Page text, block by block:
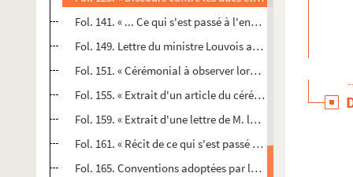
Fol. 141. « ... Ce qui s'est passé à l'entrée qu'a fait aud.
Fol. 149. Lettre du ministre Louvois au président Jobelot
Fol. 151. « Cérémonial à observer lors de la réception de
Fol. 155. « Extrait d'un article du cérémonial observé lors
Fol. 159. « Extrait d'une lettre de M. le M. de Louvois à M.
Fol. 161. « Récit de ce qui s'est passé à l'entrée de Mgr le
Fol. 165. Conventions adoptées par le Parlement « pour